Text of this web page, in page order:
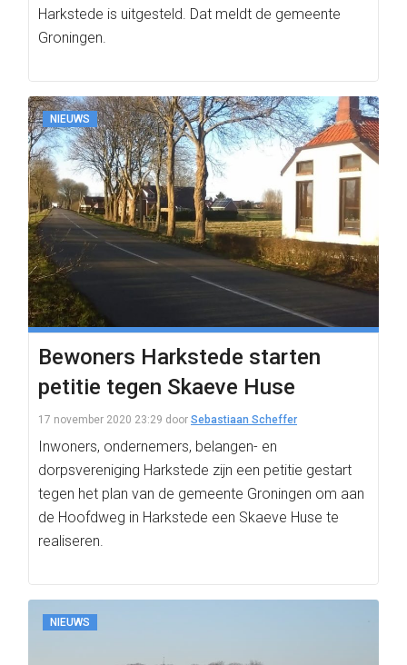
Harkstede is uitgesteld. Dat meldt de gemeente
Groningen.
NIEUWS
Bewoners Harkstede starten
petitie tegen Skaeve Huse
17 november 2020 23:29 door Sebastiaan Scheffer
Inwoners, ondernemers, belangen- en
dorpsvereniging Harkstede zijn een petitie gestart
tegen het plan van de gemeente Groningen om aan
de Hoofdweg in Harkstede een Skaeve Huse te
realiseren.
NIEUWS